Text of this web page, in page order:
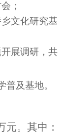
；
文化研究基
展调研，共
普及基地。
元。其中：